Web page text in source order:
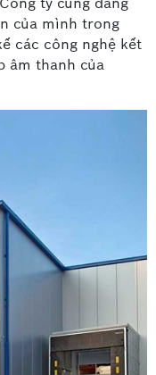
của mình trong
các công nghệ kết
âm thanh của